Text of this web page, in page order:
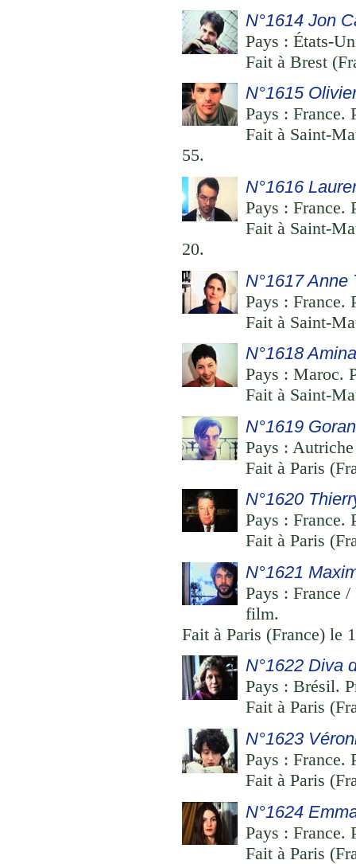
N°1614 Jon
Pays : États-
Fait à Brest
N°1615
Pays : France.
Fait à Saint-
55.
N°1616
Pays : France.
Fait à Saint-
20.
N°1617 Anne
Pays : France.
Fait à Saint-
N°1618
Pays : Maroc.
Fait à Saint-
N°1619
Pays :
Fait à Paris
N°1620
Pays : France.
Fait à Paris
N°1621
Pays : France
film.
Fait à Paris (France) le
N°1622 Diva
Pays : Brésil.
Fait à Paris
N°1623
Pays : France.
Fait à Paris
N°1624
Pays : France.
Fait à Paris